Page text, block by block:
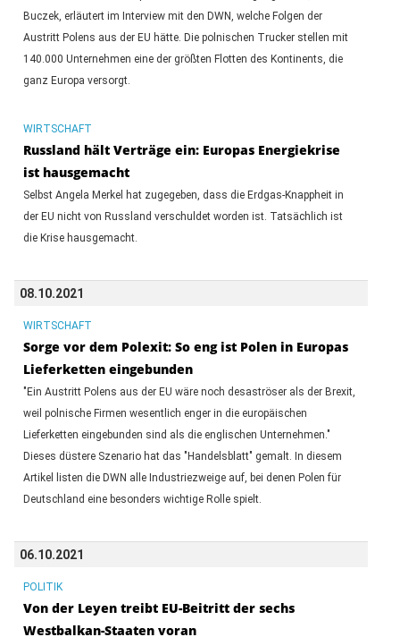
Buczek, erläutert im Interview mit den DWN, welche Folgen der
Austritt Polens aus der EU hätte. Die polnischen Trucker stellen mit
140.000 Unternehmen eine der größten Flotten des Kontinents, die
ganz Europa versorgt.
WIRTSCHAFT
Russland hält Verträge ein: Europas Energiekrise
ist hausgemacht
Selbst Angela Merkel hat zugegeben, dass die Erdgas-Knappheit in
der EU nicht von Russland verschuldet worden ist. Tatsächlich ist
die Krise hausgemacht.
08.10.2021
WIRTSCHAFT
Sorge vor dem Polexit: So eng ist Polen in Europas
Lieferketten eingebunden
"Ein Austritt Polens aus der EU wäre noch desaströser als der Brexit,
weil polnische Firmen wesentlich enger in die europäischen
Lieferketten eingebunden sind als die englischen Unternehmen."
Dieses düstere Szenario hat das "Handelsblatt" gemalt. In diesem
Artikel listen die DWN alle Industriezweige auf, bei denen Polen für
Deutschland eine besonders wichtige Rolle spielt.
06.10.2021
POLITIK
Von der Leyen treibt EU-Beitritt der sechs
Westbalkan-Staaten voran